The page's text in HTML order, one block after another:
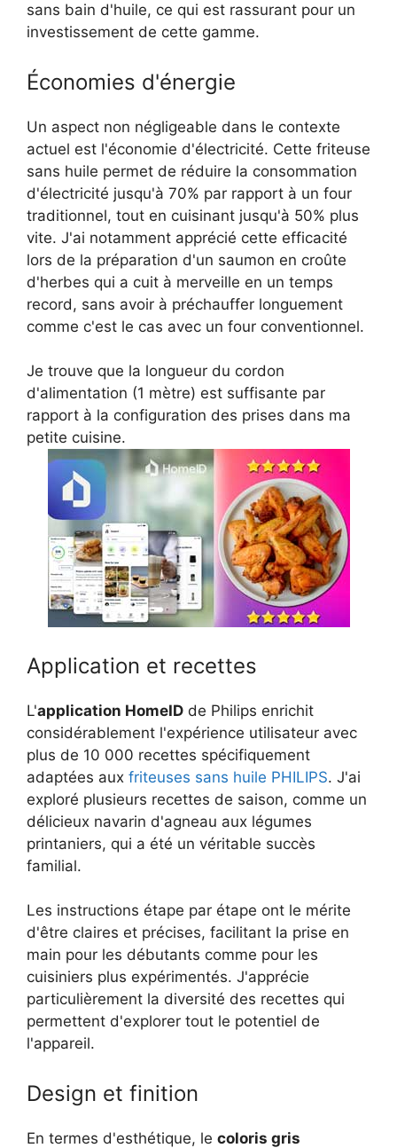
sans bain d'huile, ce qui est rassurant pour un
investissement de cette gamme.
Économies d'énergie
Un aspect non négligeable dans le contexte
actuel est l'économie d'électricité. Cette friteuse
sans huile permet de réduire la consommation
d'électricité jusqu'à 70% par rapport à un four
traditionnel, tout en cuisinant jusqu'à 50% plus
vite. J'ai notamment apprécié cette efficacité
lors de la préparation d'un saumon en croûte
d'herbes qui a cuit à merveille en un temps
record, sans avoir à préchauffer longuement
comme c'est le cas avec un four conventionnel.
Je trouve que la longueur du cordon
d'alimentation (1 mètre) est suffisante par
rapport à la configuration des prises dans ma
petite cuisine.
Application et recettes
L'application HomeID de Philips enrichit
considérablement l'expérience utilisateur avec
plus de 10 000 recettes spécifiquement
adaptées aux friteuses sans huile PHILIPS. J'ai
exploré plusieurs recettes de saison, comme un
délicieux navarin d'agneau aux légumes
printaniers, qui a été un véritable succès
familial.
Les instructions étape par étape ont le mérite
d'être claires et précises, facilitant la prise en
main pour les débutants comme pour les
cuisiniers plus expérimentés. J'apprécie
particulièrement la diversité des recettes qui
permettent d'explorer tout le potentiel de
l'appareil.
Design et finition
En termes d'esthétique, le coloris gris